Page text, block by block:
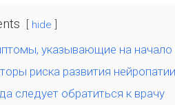
hide
указывающие на начало
риска развития нейропатии
следует обратиться к врачу